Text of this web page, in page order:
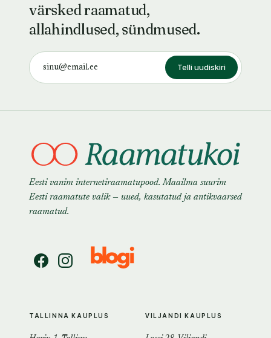
värsked raamatud,
allahindlused, sündmused.
Telli uudiskiri
Eesti vanim internetiraamatupood. Maailma suurim
Eesti raamatute valik — uued, kasutatud ja antikvaarsed
raamatud.
TALLINNA KAUPLUS VILJANDI KAUPLUS